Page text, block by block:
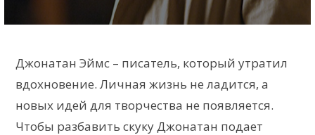
Джонатан Эймс – писатель, который утратил
вдохновение. Личная жизнь не ладится, а
новых идей для творчества не появляется.
Чтобы разбавить скуку Джонатан подает